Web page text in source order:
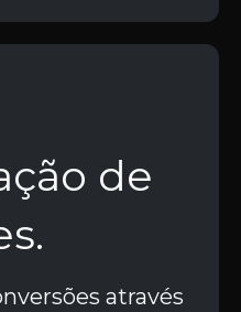
de
através